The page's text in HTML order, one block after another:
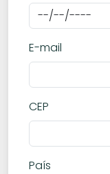
E-mail
CEP
País